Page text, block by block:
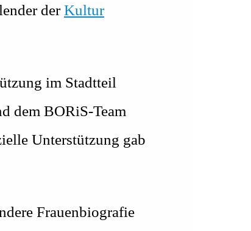
derKultur
im Stadtteil
dem BORiS-Team
Unterstützung gab
Frauenbiografie